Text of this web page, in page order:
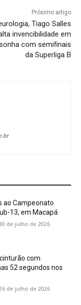
Próximo artigo
Tiago Salles
invencibilidade em
com semifinais
da Superliga B
ao Campeonato
13, em Macapá
de julho de 2026
com
52 segundos nos
de julho de 2026